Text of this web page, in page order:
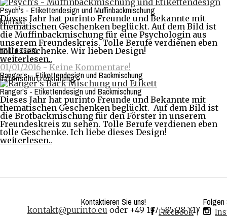
kontakt
impressum
datenschutzerklärung
Psych's - Etikettendesign und Muffinbackmischung
Dieses Jahr hat purinto Freunde und Bekannte mit
thematischen Geschenken beglückt. Auf dem Bild ist
die Muffinbackmischung für eine Psychologin aus
unserem Freundeskreis. Tolle Berufe verdienen eben
tolle Geschenke. Wir lieben Design!
weiterlesen..
01/01/2016 - Keine Kommentare!
Ranger’s – Etikettendesign und Backmischung
Ranger's - Etikettendesign und Backmischung
Dieses Jahr hat purinto Freunde und Bekannte mit
thematischen Geschenken beglückt. Auf dem Bild ist
die Brotbackmischung für den Förster in unserem
Freundeskreis zu sehen. Tolle Berufe verdienen eben
tolle Geschenke. Ich liebe dieses Design!
weiterlesen..
Kontaktieren Sie uns!
kontakt@purinto.eu oder +49 157 585 28 717
Folgen
Facebook|